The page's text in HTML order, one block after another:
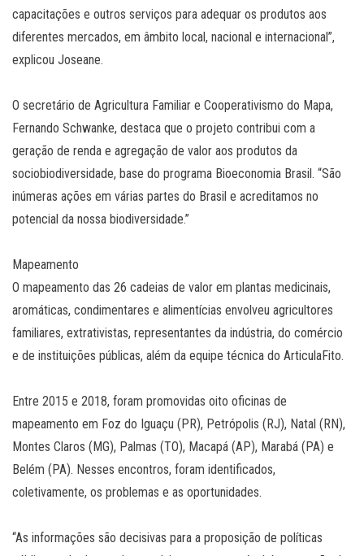
capacitações e outros serviços para adequar os produtos aos
diferentes mercados, em âmbito local, nacional e internacional”,
explicou Joseane.
O secretário de Agricultura Familiar e Cooperativismo do Mapa,
Fernando Schwanke, destaca que o projeto contribui com a
geração de renda e agregação de valor aos produtos da
sociobiodiversidade, base do programa Bioeconomia Brasil. “São
inúmeras ações em várias partes do Brasil e acreditamos no
potencial da nossa biodiversidade.”
Mapeamento
O mapeamento das 26 cadeias de valor em plantas medicinais,
aromáticas, condimentares e alimentícias envolveu agricultores
familiares, extrativistas, representantes da indústria, do comércio
e de instituições públicas, além da equipe técnica do ArticulaFito.
Entre 2015 e 2018, foram promovidas oito oficinas de
mapeamento em Foz do Iguaçu (PR), Petrópolis (RJ), Natal (RN),
Montes Claros (MG), Palmas (TO), Macapá (AP), Marabá (PA) e
Belém (PA). Nesses encontros, foram identificados,
coletivamente, os problemas e as oportunidades.
“As informações são decisivas para a proposição de políticas